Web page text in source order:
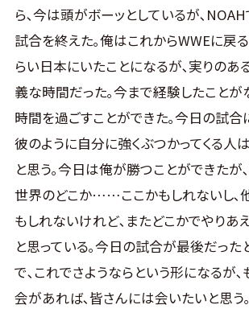
ら､今は頭がボーッとしているが､
試合を終えた｡俺はこれからWWEに戻
らい日本にいたことになるが､実りのあ
義な時間だった｡今まで経験したことが
時間を過ごすことができた｡今日の試合
彼のように自分に強くぶつかってくる人
と思う｡今日は俺が勝つことができたが
世界のどこか……ここかもしれないし､
もしれないけれど､またどこかでやりあ
と思っている｡今日の試合が最後だった
で､これでさようならという形になるが､
会があれば､皆さんには会いたいと思う